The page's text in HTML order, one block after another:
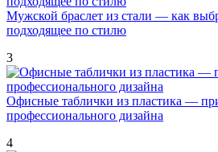
Мужской браслет из стали — как
подходящее по стилю
3
Офисные таблички из пластика —
профессионального дизайна
4